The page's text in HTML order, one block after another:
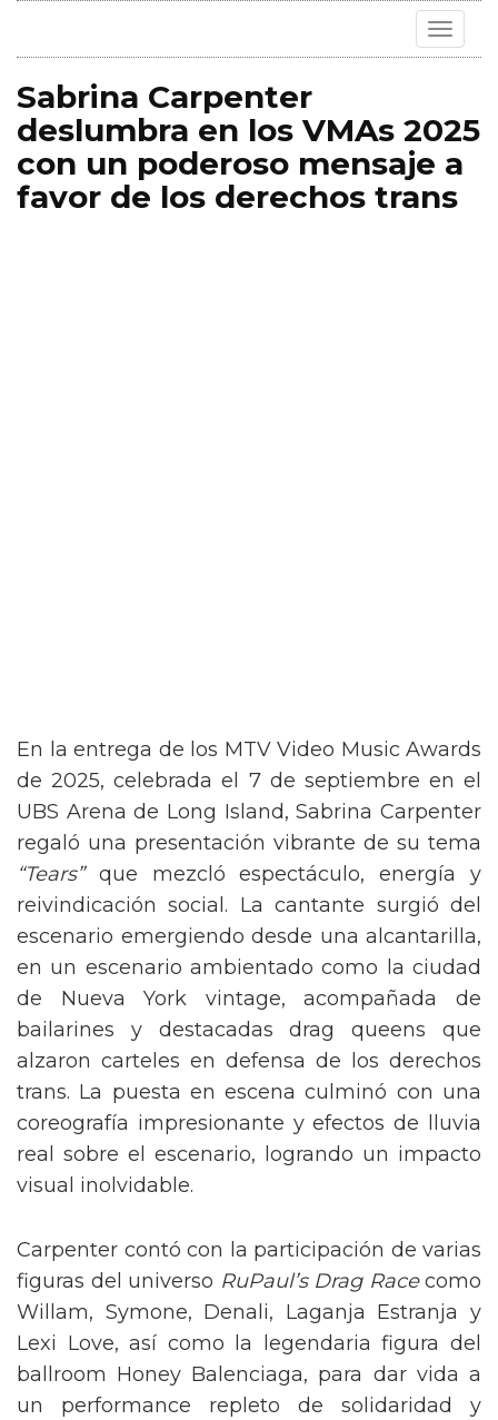
Toggle
Sabrina Carpenter
deslumbra en los VMAs 2025
con un poderoso mensaje a
favor de los derechos trans
En la entrega de los MTV Video Music Awards
de 2025, celebrada el 7 de septiembre en el
UBS Arena de Long Island, Sabrina Carpenter
regaló una presentación vibrante de su tema
“Tears”que mezcló espectáculo, energía y
reivindicación social. La cantante surgió del
escenario emergiendo desde una alcantarilla,
en un escenario ambientado como la ciudad
de Nueva York vintage, acompañada de
bailarines y destacadas drag queens que
alzaron carteles en defensa de los derechos
trans. La puesta en escena culminó con una
coreografía impresionante y efectos de lluvia
real sobre el escenario, logrando un impacto
Carpenter contó con la participación de varias
figuras del universo
RuPaul’s Drag Race
como
Willam, Symone, Denali, Laganja Estranja y
Lexi Love, así como la legendaria figura del
ballroom Honey Balenciaga, para dar vida a